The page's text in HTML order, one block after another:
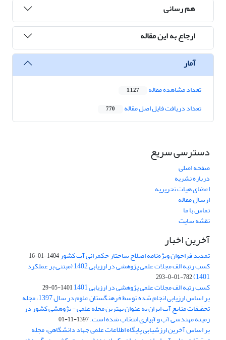
هم رسانی
ارجاع به این مقاله
آمار
تعداد مشاهده مقاله 1,127
تعداد دریافت فایل اصل مقاله 770
دسترسی سریع
صفحه اصلی
درباره نشریه
اعضای هیات تحریریه
ارسال مقاله
تماس با ما
نقشه سایت
آخرین اخبار
تمدید فراخوان ویژه‌نامه اصلاح ساختار حکمرانی آب کشور1404-01-16
کسب رتبه الف مجلات علمی پژوهشی در ارزیابی 1402 (مبتنی بر عملکرد
1401)
782-01-0-293
کسب رتبه الف مجلات علمی پژوهشی در ارزیابی 1401 1401-05-29
بر اساس ارزیابی انجام شده توسط فرهنگستان علوم در سال 1397، مجله
تحقیقات منابع آب ایران به عنوان بهترین مجله علمی - پژوهشی کشور در
زمینه مهندسی آب و آبیاری انتخاب شده است.1397-11-01
بر اساس آخرین ارزشیابی پایگاه اطلاعات علمی جهاد دانشگاهی، مجله